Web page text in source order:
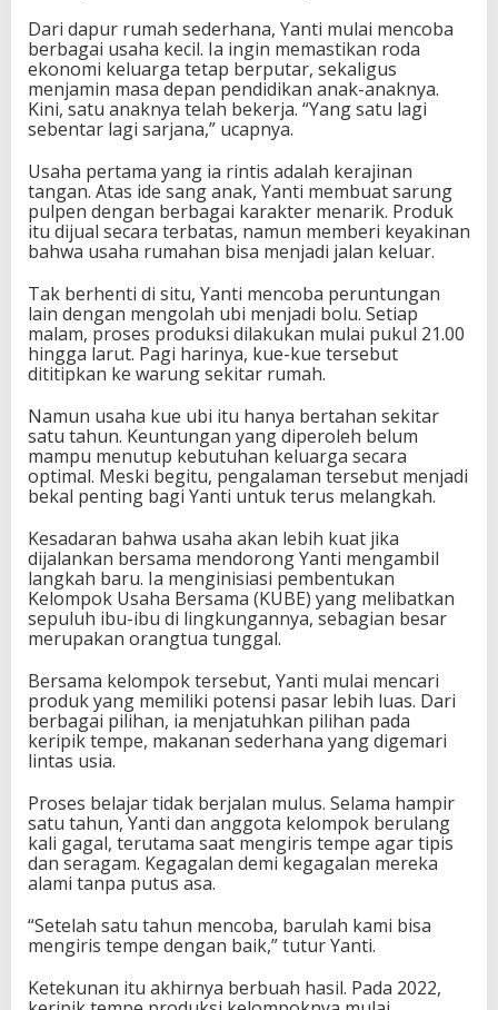
Dari dapur rumah sederhana, Yanti mulai mencoba
berbagai usaha kecil. Ia ingin memastikan roda
ekonomi keluarga tetap berputar, sekaligus
menjamin masa depan pendidikan anak-anaknya.
Kini, satu anaknya telah bekerja. “Yang satu lagi
sebentar lagi sarjana,” ucapnya.
Usaha pertama yang ia rintis adalah kerajinan
tangan. Atas ide sang anak, Yanti membuat sarung
pulpen dengan berbagai karakter menarik. Produk
itu dijual secara terbatas, namun memberi keyakinan
bahwa usaha rumahan bisa menjadi jalan keluar.
Tak berhenti di situ, Yanti mencoba peruntungan
lain dengan mengolah ubi menjadi bolu. Setiap
malam, proses produksi dilakukan mulai pukul 21.00
hingga larut. Pagi harinya, kue-kue tersebut
dititipkan ke warung sekitar rumah.
Namun usaha kue ubi itu hanya bertahan sekitar
satu tahun. Keuntungan yang diperoleh belum
mampu menutup kebutuhan keluarga secara
optimal. Meski begitu, pengalaman tersebut menjadi
bekal penting bagi Yanti untuk terus melangkah.
Kesadaran bahwa usaha akan lebih kuat jika
dijalankan bersama mendorong Yanti mengambil
langkah baru. Ia menginisiasi pembentukan
Kelompok Usaha Bersama (KUBE) yang melibatkan
sepuluh ibu-ibu di lingkungannya, sebagian besar
merupakan orangtua tunggal.
Bersama kelompok tersebut, Yanti mulai mencari
produk yang memiliki potensi pasar lebih luas. Dari
berbagai pilihan, ia menjatuhkan pilihan pada
keripik tempe, makanan sederhana yang digemari
lintas usia.
Proses belajar tidak berjalan mulus. Selama hampir
satu tahun, Yanti dan anggota kelompok berulang
kali gagal, terutama saat mengiris tempe agar tipis
dan seragam. Kegagalan demi kegagalan mereka
alami tanpa putus asa.
“Setelah satu tahun mencoba, barulah kami bisa
mengiris tempe dengan baik,” tutur Yanti.
Ketekunan itu akhirnya berbuah hasil. Pada 2022,